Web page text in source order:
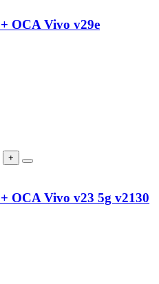
OCA Vivo v29e
+
OCA Vivo v23 5g v2130